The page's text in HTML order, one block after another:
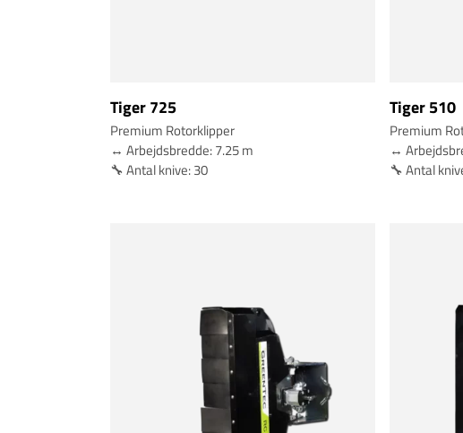
Tiger 725
Premium Rotorklipper
↔️ Arbejdsbredde: 7.25 m
🔧 Antal knive: 30
Tiger 510
Premium
↔️
🔧 Antal